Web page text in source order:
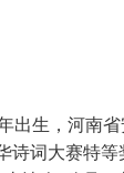
出生，河南
诗词大赛特